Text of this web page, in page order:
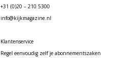
+31 (0)20 – 210 5300
info@kijkmagazine.nl
Klantenservice
Regel eenvoudig zelf je abonnementszaken